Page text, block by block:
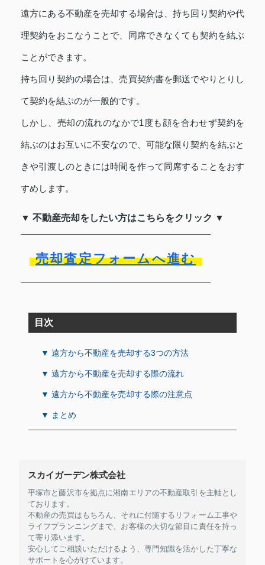
遠方にある不動産を売却する場合は、持ち回り契約や代
理契約をおこなうことで、同席できなくても契約を結ぶ
ことができます。
持ち回り契約の場合は、売買契約書を郵送でやりとりし
て契約を結ぶのが一般的です。
しかし、売却の流れのなかで1度も顔を合わせず契約を
結ぶのはお互いに不安なので、可能な限り契約を結ぶと
きや引渡しのときには時間を作って同席することをおす
すめします。
▼ 不動産売却をしたい方はこちらをクリック ▼
売却査定フォームへ進む
目次
▼ 遠方から不動産を売却する3つの方法
▼ 遠方から不動産を売却する際の流れ
▼ 遠方から不動産を売却する際の注意点
▼ まとめ
スカイガーデン株式会社
平塚市と藤沢市を拠点に湘南エリアの不動産取引を主軸とし
ております。
不動産の売買はもちろん、それに付随するリフォーム工事や
ライフプランニングまで、お客様の大切な節目に責任を持っ
て寄り添います。
安心してご相談いただけるよう、専門知識を活かした丁寧な
サポートを心がけています。